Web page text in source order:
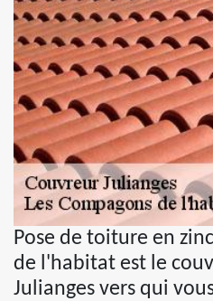
Pose de toiture en
de l'habitat est le
Julianges vers qui